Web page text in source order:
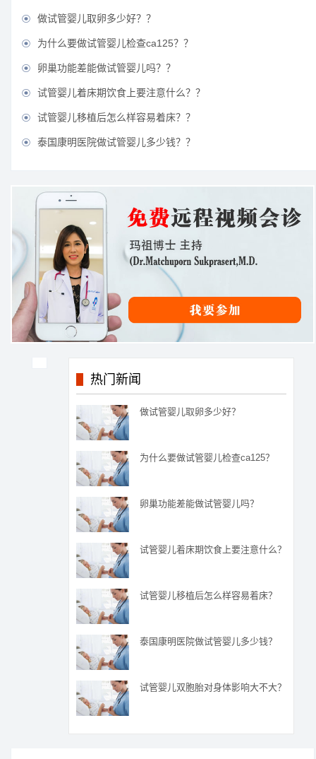
 做试管婴儿取卵多少好？？
 为什么要做试管婴儿检查ca125？？
 卵巢功能差能做试管婴儿吗？？
 试管婴儿着床期饮食上要注意什么？？
 试管婴儿移植后怎么样容易着床？？
 泰国康明医院做试管婴儿多少钱？？
热门新闻
做试管婴儿取卵多少好？
为什么要做试管婴儿检查ca125？
卵巢功能差能做试管婴儿吗？
试管婴儿着床期饮食上要注意什么？
试管婴儿移植后怎么样容易着床？
泰国康明医院做试管婴儿多少钱？
试管婴儿双胞胎对身体影响大不大？